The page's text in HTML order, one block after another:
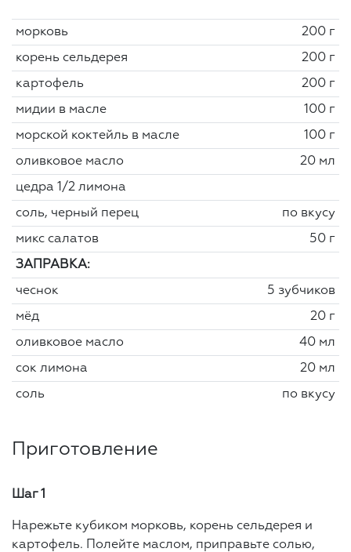
морковь 200 г
корень сельдерея 200 г
картофель 200 г
мидии в масле 100 г
морской коктейль в масле 100 г
оливковое масло 20 мл
цедра 1/2 лимона
соль, черный перец по вкусу
микс салатов 50 г
ЗАПРАВКА:
чеснок 5 зубчиков
мёд 20 г
оливковое масло 40 мл
сок лимона 20 мл
соль по вкусу
Приготовление
Шаг 1
Нарежьте кубиком морковь, корень сельдерея и
картофель. Полейте маслом, приправьте солью,